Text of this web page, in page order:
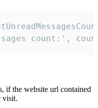
count:',
if the website url contained
visit.